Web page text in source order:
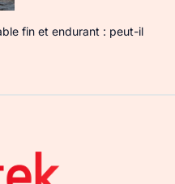
fin et endurant : peut-il